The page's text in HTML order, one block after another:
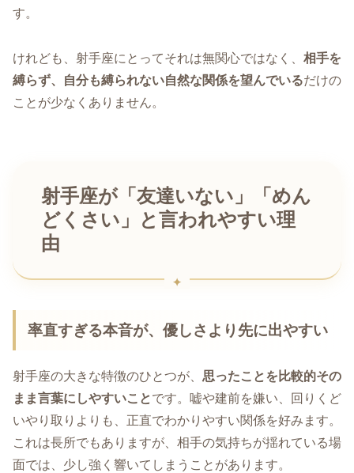
す。
けれども、射手座にとってそれは無関心ではなく、 相手を
縛らず、自分も縛られない自然な関係を望んでいるだけの
ことが少なくありません。
射手座が「友達いない」「めん
どくさい」と言われやすい理
由
率直すぎる本音が、優しさより先に出やすい
射手座の大きな特徴のひとつが、 思ったことを比較的その
まま言葉にしやすいことです。嘘や建前を嫌い、回りくど
いやり取りよりも、正直でわかりやすい関係を好みます。
これは長所でもありますが、相手の気持ちが揺れている場
面では、少し強く響いてしまうことがあります。